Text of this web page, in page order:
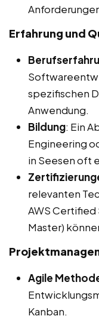
Erfahrung und
spezifischen
Anwendung.
Bildung: Ein
Engineering
in Seesen oft
relevanten
AWS
Master)
Agile
Kanban.